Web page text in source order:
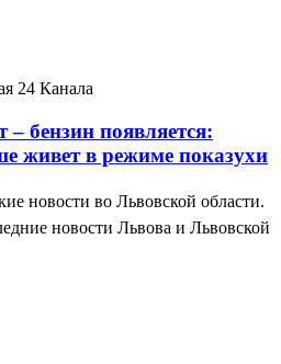
24 Канала
бензин появляется:
живет в режиме показухи
новости во Львовской области.
новости Львова и Львовской